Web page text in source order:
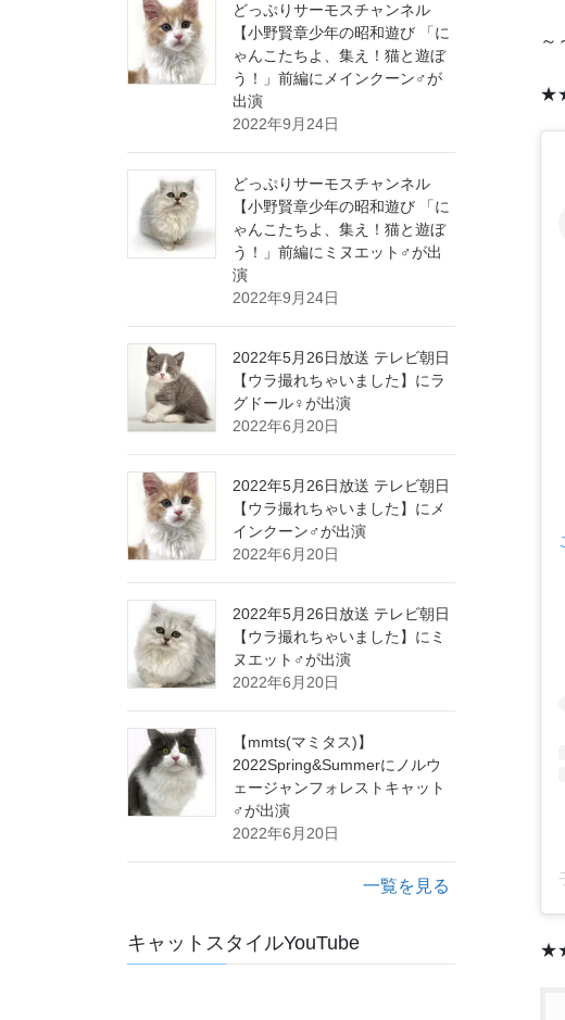
～
どっぷりサーモスチャンネル
【小野賢章少年の昭和遊び 「に
ゃんこたちよ、集え！猫と遊ぼ
う！」前編にメインクーン♂が
出演
2022年9月24日
どっぷりサーモスチャンネル
【小野賢章少年の昭和遊び 「に
ゃんこたちよ、集え！猫と遊ぼ
う！」前編にミヌエット♂が出
演
2022年9月24日
2022年5月26日放送 テレビ朝日
【ウラ撮れちゃいました】にラ
グドール♀が出演
2022年6月20日
2022年5月26日放送 テレビ朝日
【ウラ撮れちゃいました】にメ
インクーン♂が出演
2022年6月20日
2022年5月26日放送 テレビ朝日
【ウラ撮れちゃいました】にミ
ヌエット♂が出演
2022年6月20日
【mmts(マミタス)】
2022Spring&Summerにノルウ
ェージャンフォレストキャット
♂が出演
2022年6月20日
一覧を見る
キャットスタイルYouTube